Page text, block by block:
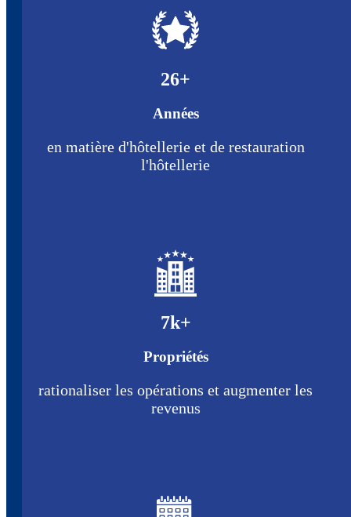
26+
Années
en matière d'hôtellerie et de restauration
l'hôtellerie
7k+
Propriétés
rationaliser les opérations et augmenter les
revenus